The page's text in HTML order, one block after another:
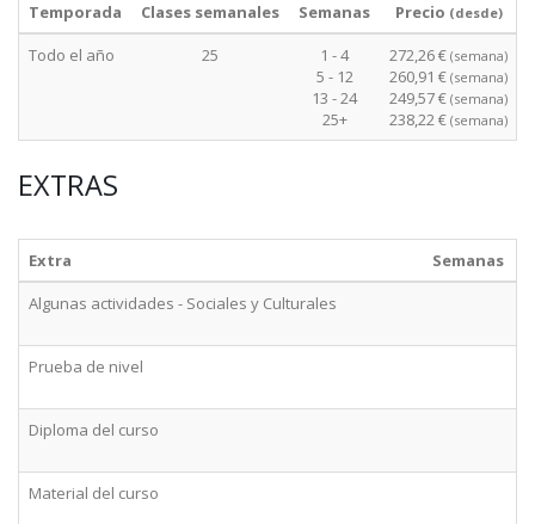
Temporada Clases semanales Semanas Precio (desde)
Todo el año 25
1 - 4
5 - 12
13 - 24
25+
272,26 € (semana)
260,91 € (semana)
249,57 € (semana)
238,22 € (semana)
EXTRAS
Extra
Semanas
Algunas actividades - Sociales y Culturales
Prueba de nivel
Diploma del curso
Material del curso